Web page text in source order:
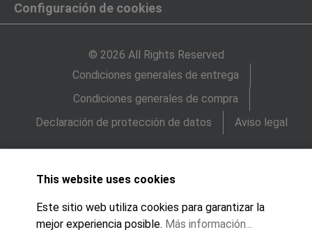
Configuración de cookies
© 2026 All Rights Reserved
Condiciones generales de entrega
Condiciones generales de compra
Declaración de protección de datos
Aviso legal
This website uses cookies
Este sitio web utiliza cookies para garantizar la
mejor experiencia posible. Más información...